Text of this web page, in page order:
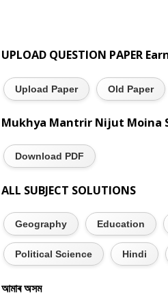
UPLOAD QUESTION PAPER
Upload Paper Old Paper
Mukhya Mantrir Nijut Moina
Download PDF
ALL SUBJECT SOLUTIONS
Geography Education
Political Science Hindi
আমাৰ অসম